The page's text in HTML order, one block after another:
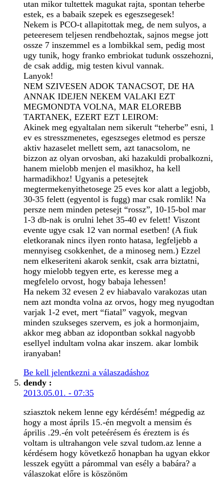
utan mikor tultettek magukat rajta, spontan teherbe
estek, es a babaik szepek es egeszsegesek!
Nekem is PCO-t allapitottak meg, de nem sulyos, a
peteeresem teljesen rendbehoztak, sajnos megse jott
ossze 7 inszemmel es a lombikkal sem, pedig most
ugy tunik, hogy franko embriokat tudunk osszehozni,
de csak addig, mig testen kivul vannak.
Lanyok!
NEM SZIVESEN ADOK TANACSOT, DE HA
ANNAK IDEJEN NEKEM VALAKI EZT
MEGMONDTA VOLNA, MAR ELOREBB
TARTANEK, EZERT EZT LEIROM:
Akinek meg egyaltalan nem sikerult “teherbe” esni, 1
ev es stresszmenetes, egeszseges eletmod es persze
aktiv hazaselet mellett sem, azt tanacsolom, ne
bizzon az olyan orvosban, aki hazakuldi probalkozni,
hanem mielobb menjen el masikhoz, ha kell
harmadikhoz! Ugyanis a petesejtek
megtermekenyithetosege 25 eves kor alatt a legjobb,
30-35 felett (egyentol is fugg) mar csak romlik! Na
persze nem minden petesejt “rossz”, 10-15-bol mar
1-3 db-nak is orulni lehet 35-40 ev felett! Viszont
evente ugye csak 12 van normal esetben! (A fiuk
eletkoranak nincs ilyen ronto hatasa, legfeljebb a
mennyiseg csokkenhet, de a minoseg nem.) Ezzel
nem elkeseriteni akarok senkit, csak arra biztatni,
hogy mielobb tegyen erte, es keresse meg a
megfelelo orvost, hogy babaja lehessen!
Ha nekem 32 evesen 2 ev hiabavalo varakozas utan
nem azt mondta volna az orvos, hogy meg nyugodtan
varjak 1-2 evet, mert “fiatal” vagyok, megvan
minden szukseges szervem, es jok a hormonjaim,
akkor meg abban az idopontban sokkal nagyobb
esellyel indultam volna akar inszem. akar lombik
iranyaban!
Be kell jelentkezni a válaszadáshoz
dendy :
2013.05.01. - 07:35
sziasztok nekem lenne egy kérdésém! mégpedig az
hogy a most áprils 15.-én megvolt a mensim és
április .29.-én volt peteérésem és éreztem is és
voltam is ultrahangon vele szval tudom.az lenne a
kérdésem hogy következő honapban ha ugyan ekkor
lesszek együtt a párommal van esély a babára? a
válaszokat előre is köszönöm